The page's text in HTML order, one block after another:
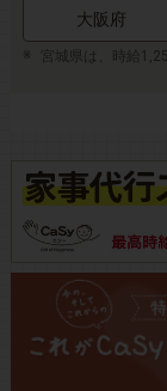
大阪府
宮城県は、時給